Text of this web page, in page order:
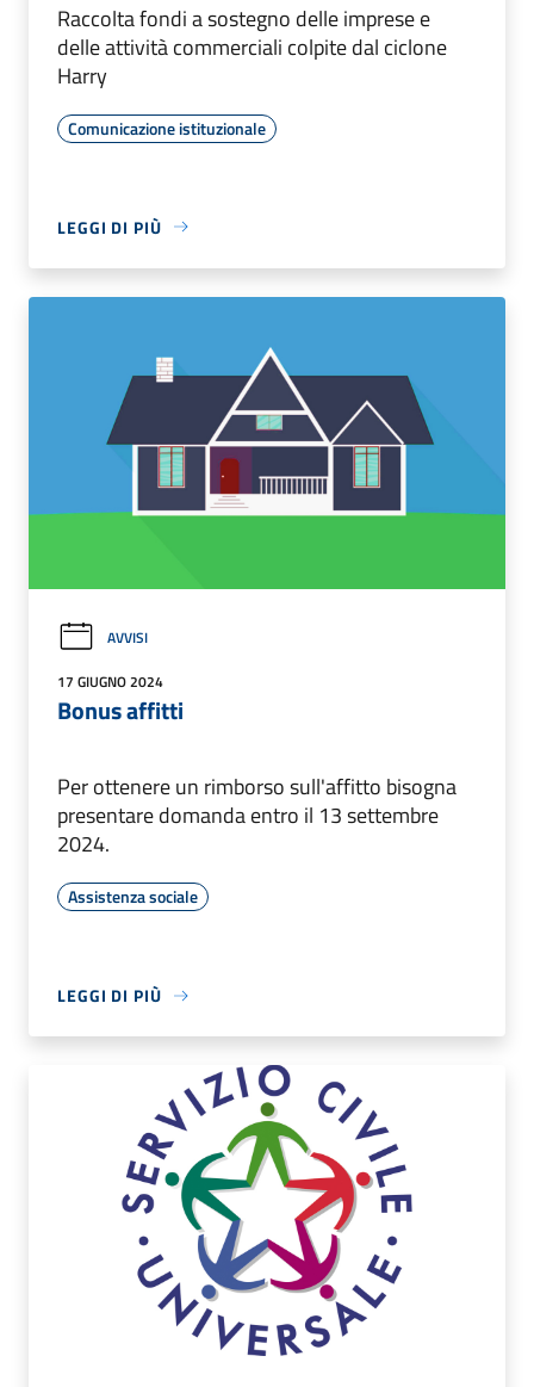
Raccolta fondi a sostegno delle imprese e
delle attività commerciali colpite dal ciclone
Harry
Comunicazione istituzionale
LEGGI DI PIÙ
AVVISI
17 GIUGNO 2024
Bonus affitti
Per ottenere un rimborso sull'affitto bisogna
presentare domanda entro il 13 settembre
2024.
Assistenza sociale
LEGGI DI PIÙ